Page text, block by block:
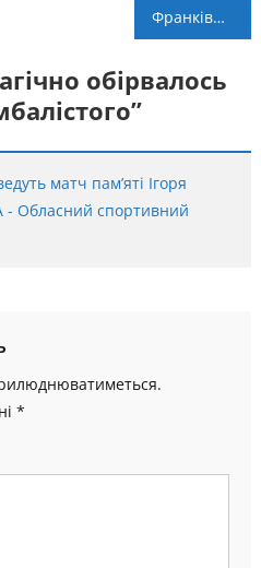
Франківчанки тріумфували у 4 турі Чемпіонату України 3×3
обірвалось
”
матч пам’яті Ігоря
- Обласний спортивний
*